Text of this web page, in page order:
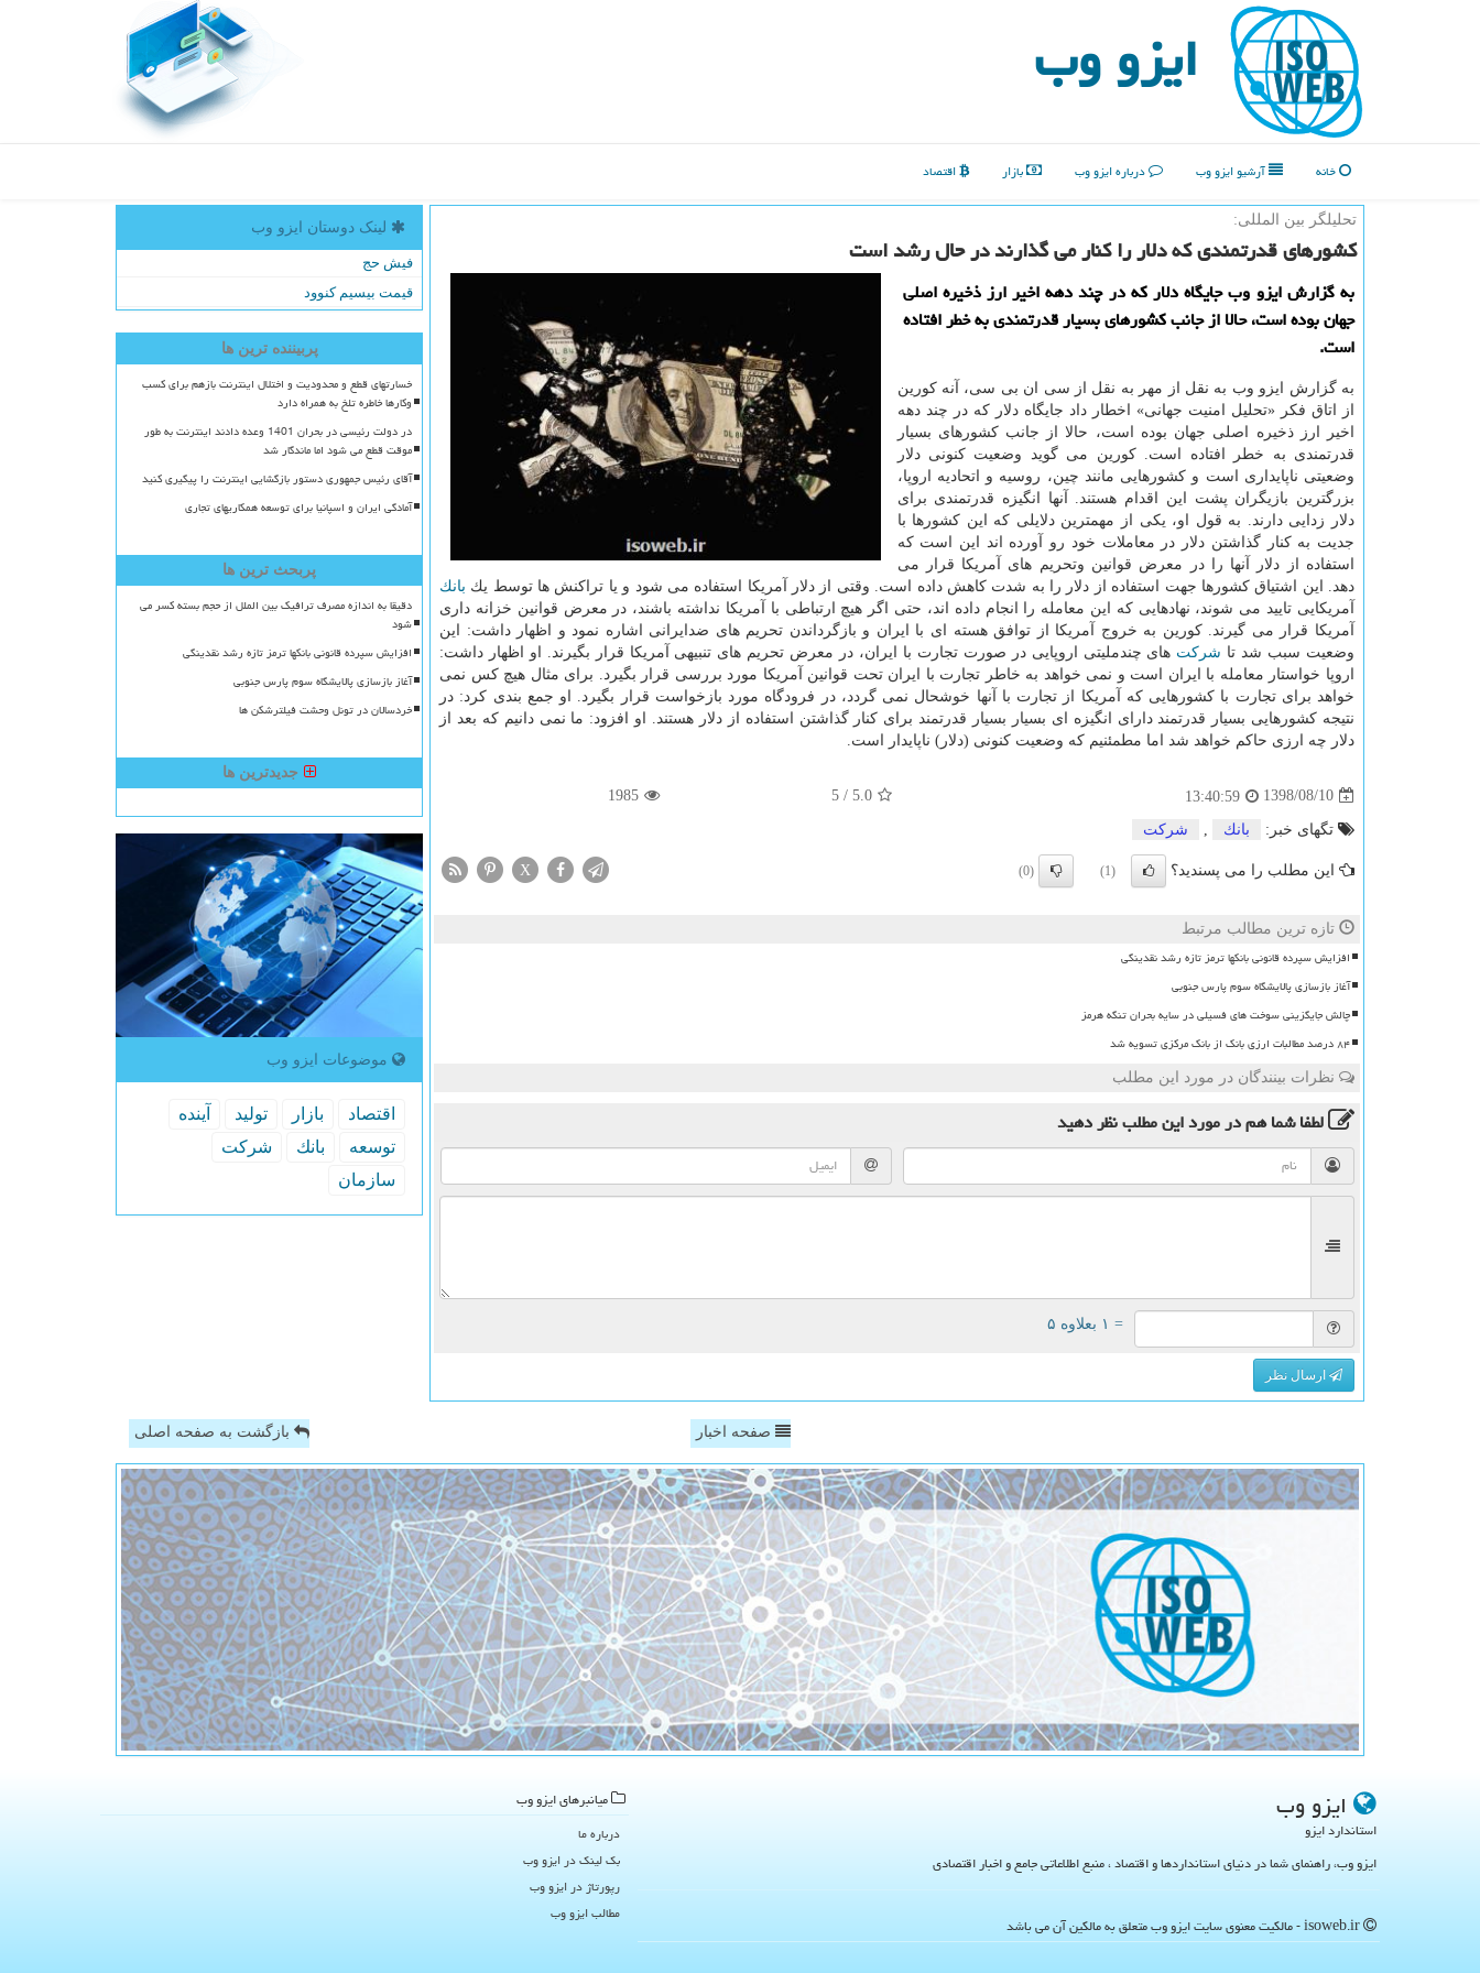
ایزو وب
خانه آرشیو ایزو وب درباره ایزو وب بازار اقتصاد
تحلیلگر بین المللی:
كشورهای قدرتمندی كه دلار را كنار می گذارند در حال رشد است
به گزارش ایزو وب جایگاه دلار كه در چند دهه اخیر ارز ذخیره اصلی
جهان بوده است، حالا از جانب كشورهای بسیار قدرتمندی به خطر افتاده
است.
به گزارش ایزو وب به نقل از مهر به نقل از سی ان بی سی، آنه كورین
از اتاق فكر «تحلیل امنیت جهانی» اخطار داد جایگاه دلار كه در چند دهه
اخیر ارز ذخیره اصلی جهان بوده است، حالا از جانب كشورهای بسیار
قدرتمندی به خطر افتاده است. كورین می گوید وضعیت كنونی دلار
وضعیتی ناپایداری است و كشورهایی مانند چین، روسیه و اتحادیه اروپا،
بزرگترین بازیگران پشت این اقدام هستند. آنها انگیزه قدرتمندی برای
دلار زدایی دارند. به قول او، یكی از مهمترین دلایلی كه این كشورها با
جدیت به كنار گذاشتن دلار در معاملات خود رو آورده اند این است كه
استفاده از دلار آنها را در معرض قوانین وتحریم های آمریكا قرار می
دهد. این اشتیاق كشورها جهت استفاده از دلار را به شدت كاهش داده است. وقتی از دلار آمریكا استفاده می شود و یا تراكنش ها توسط یك بانك
آمریكایی تایید می شوند، نهادهایی كه این معامله را انجام داده اند، حتی اگر هیچ ارتباطی با آمریكا نداشته باشند، در معرض قوانین خزانه داری
آمریكا قرار می گیرند. كورین به خروج آمریكا از توافق هسته ای با ایران و بازگرداندن تحریم های ضدایرانی اشاره نمود و اظهار داشت: این
وضعیت سبب شد تا شركت های چندملیتی اروپایی در صورت تجارت با ایران، در معرض تحریم های تنبیهی آمریكا قرار بگیرند. او اظهار داشت:
اروپا خواستار معامله با ایران است و نمی خواهد به خاطر تجارت با ایران تحت قوانین آمریكا مورد بررسی قرار بگیرد. برای مثال هیچ كس نمی
خواهد برای تجارت با كشورهایی كه آمریكا از تجارت با آنها خوشحال نمی گردد، در فرودگاه مورد بازخواست قرار بگیرد. او جمع بندی كرد: در
نتیجه كشورهایی بسیار قدرتمند دارای انگیزه ای بسیار بسیار قدرتمند برای كنار گذاشتن استفاده از دلار هستند. او افزود: ما نمی دانیم كه بعد از
دلار چه ارزی حاكم خواهد شد اما مطمئنیم كه وضعیت كنونی (دلار) ناپایدار است.
1398/08/10
13:40:59
5.0
/
5
1985
تگهای خبر: بانك شركت
این مطلب را می پسندید؟ (1)
(0)
X
تازه ترین مطالب مرتبط
افزایش سپرده قانونی بانکها ترمز تازه رشد نقدینگی
آغاز بازسازی پالایشگاه سوم پارس جنوبی
چالش جایگزینی سوخت های فسیلی در سایه بحران تنگه هرمز
۸۴ درصد مطالبات ارزی بانک از بانک مرکزی تسویه شد
نظرات بینندگان در مورد این مطلب
لطفا شما همدر مورد این مطلبنظر دهید
= ۱ بعلاوه ۵
ارسال نظر
لینک دوستان ایزو وب
فیش حج
قیمت بیسیم کنوود
پربیننده ترین ها
خسارتهای قطع و محدودیت و اختلال اینترنت بازهم برای کسب
وکارها خاطره تلخ به همراه دارد
در دولت رئیسی در بحران 1401 وعده دادند اینترنت به طور
موقت قطع می شود اما ماندگار شد
آقای رئیس جمهوری دستور بازگشایی اینترنت را پیگیری کنید
آمادگی ایران و اسپانیا برای توسعه همکاریهای تجاری
پربحث ترین ها
دقیقا به اندازه مصرف ترافیک بین الملل از حجم بسته کسر می
شود
افزایش سپرده قانونی بانکها ترمز تازه رشد نقدینگی
آغاز بازسازی پالایشگاه سوم پارس جنوبی
خردسالان در تونل وحشت فیلترشکن ها
جدیدترین ها
موضوعات ایزو وب
اقتصاد بازار تولید
آینده
توسعه
بانك
شركت
سازمان
صفحه اخبار بازگشت به صفحه اصلی
ایزو وب
استاندارد ایزو
ایزو وب، راهنمای شما در دنیای استانداردها و اقتصاد ، منبع اطلاعاتی جامع و اخبار اقتصادی
میانبرهای ایزو وب
درباره ما
بک لینک در ایزو وب
رپورتاژ در ایزو وب
مطالب ایزو وب